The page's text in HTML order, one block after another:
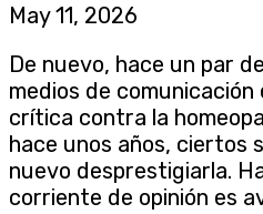
May 11, 2026
De nuevo, hace un par
medios de
crítica contra la
hace unos años, ciertos
nuevo desprestigiarla.
corriente de opinión es